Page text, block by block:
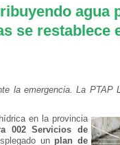
agua
se restablece
la emergencia. La PTAP
en la provincia
002 Servicios de
un plan de